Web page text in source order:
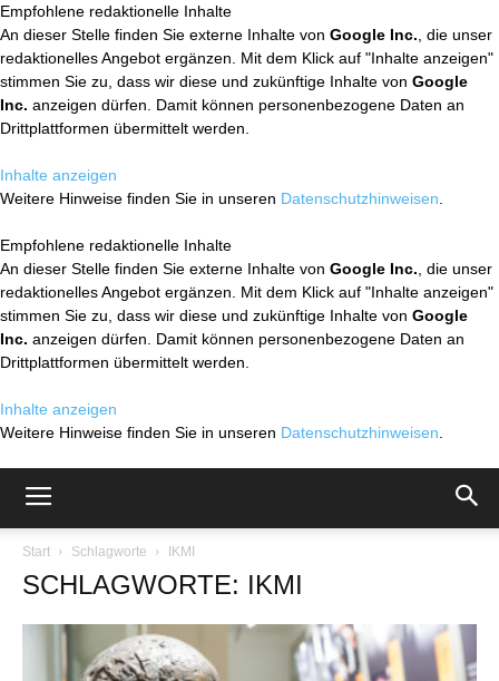
Empfohlene redaktionelle Inhalte
An dieser Stelle finden Sie externe Inhalte von Google Inc. , die unser
redaktionelles Angebot ergänzen. Mit dem Klick auf "Inhalte anzeigen"
stimmen Sie zu, dass wir diese und zukünftige Inhalte von Google
Inc. anzeigen dürfen. Damit können personenbezogene Daten an
Drittplattformen übermittelt werden.
Inhalte anzeigen
Weitere Hinweise finden Sie in unseren Datenschutzhinweisen
Empfohlene redaktionelle Inhalte
An dieser Stelle finden Sie externe Inhalte von Google Inc. , die unser
redaktionelles Angebot ergänzen. Mit dem Klick auf "Inhalte anzeigen"
stimmen Sie zu, dass wir diese und zukünftige Inhalte von Google
Inc. anzeigen dürfen. Damit können personenbezogene Daten an
Drittplattformen übermittelt werden.
Inhalte anzeigen
Weitere Hinweise finden Sie in unseren Datenschutzhinweisen
Start Schlagworte IKMI
SCHLAGWORTE: IKMI